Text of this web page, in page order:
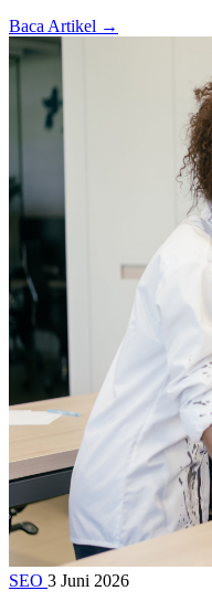
Baca Artikel →
SEO 3 Juni 2026